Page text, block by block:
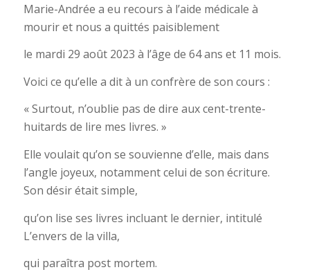
Marie-Andrée a eu recours à l’aide médicale à
mourir et nous a quittés paisiblement
le mardi 29 août 2023 à l’âge de 64 ans et 11 mois.
Voici ce qu’elle a dit à un confrère de son cours :
« Surtout, n’oublie pas de dire aux cent-trente-
huitards de lire mes livres. »
Elle voulait qu’on se souvienne d’elle, mais dans
l’angle joyeux, notamment celui de son écriture.
Son désir était simple,
qu’on lise ses livres incluant le dernier, intitulé
L’envers de la villa,
qui paraîtra post mortem.